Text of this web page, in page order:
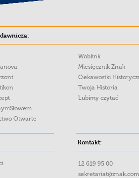
Otwarte
Woblink
Miesięcznik Znak
Ciekawostki
Twoja Historia
Lubimy czytać
Kontakt:
12 619 95 00